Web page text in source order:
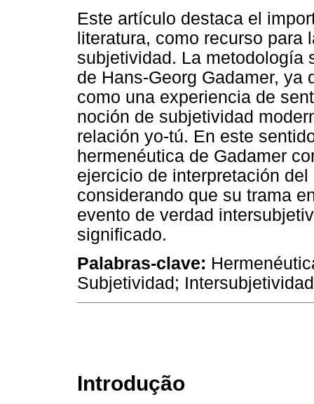
Este artículo destaca el
literatura, como recurso
subjetividad. La metodología
de Hans-Georg Gadamer, ya
como una experiencia de
noción de subjetividad
relación yo-tú. En este
hermenéutica de Gadamer
ejercicio de interpretación
considerando que su trama
evento de verdad
significado.
Palabras-clave:
Subjetividad;
Introdução